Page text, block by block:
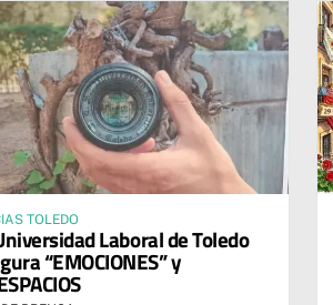
TOLEDO
Laboral de Toledo
“EMOCIONES” y